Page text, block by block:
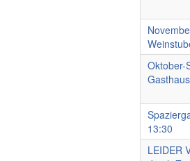
Oktober-
13:30
LEIDER